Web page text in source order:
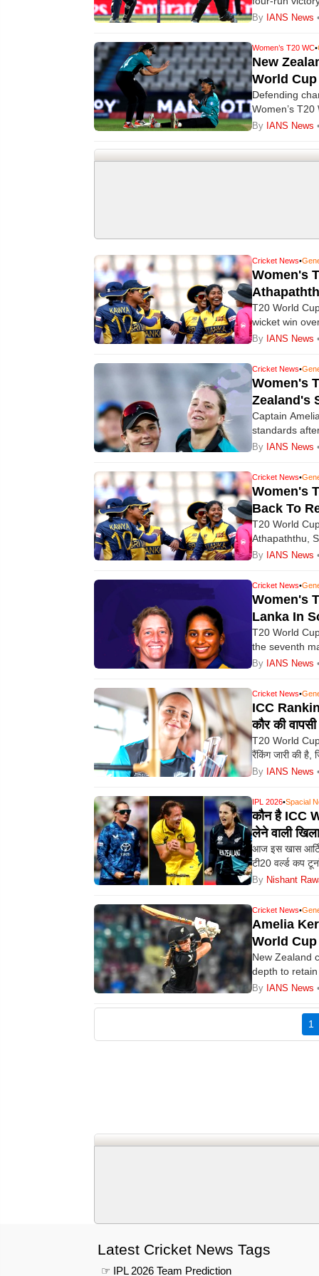
about
By IANS News
Women’s T20 WC•
New
World
Defending
Women’s
White Ferns
By IANS News
Cricket News•
Women's
T20 World
wicket win
insisted there
By IANS News
Cricket News•
Women's
Zealand's
Captain
standards
in the ICC
By IANS News
Cricket News•
Women's
Back To
T20 World
Athapaththu,
Sri Lanka
By IANS News
Cricket News•
Women's
Lanka In
T20 World
the seventh
Rose Bowl,
By IANS News
Cricket News•
ICC
कौर की वापसी
T20 World Cup
रैंकिंग जारी की है,
स्थान अपने नाम
By IANS News
IPL 2026•Spacial
कौन है ICC
लेने वाली
आज इस खास
टी20 वर्ल्ड कप
By Nishant
Cricket News•
Amelia
World
New Zealand
depth to
2024 triumph.
By IANS News
1
Latest Cricket News Tags
☞ IPL 2026 Team Prediction